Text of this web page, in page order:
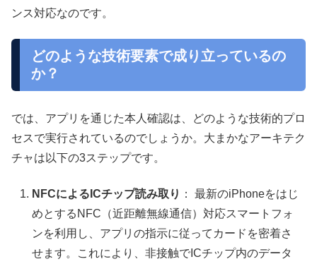
ンス対応なのです。
どのような技術要素で成り立っているの
か？
では、アプリを通じた本人確認は、どのような技術的プロ
セスで実行されているのでしょうか。大まかなアーキテク
チャは以下の3ステップです。
NFCによるICチップ読み取り ： 最新のiPhoneをはじ
めとするNFC（近距離無線通信）対応スマートフォ
ンを利用し、アプリの指示に従ってカードを密着さ
せます。これにより、非接触でICチップ内のデータ